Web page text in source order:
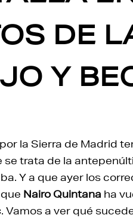
DE
Y
la Sierra de Madrid
se trata de la
Y a que ayer los
Nairo Quintana ha
. Vamos a ver qué